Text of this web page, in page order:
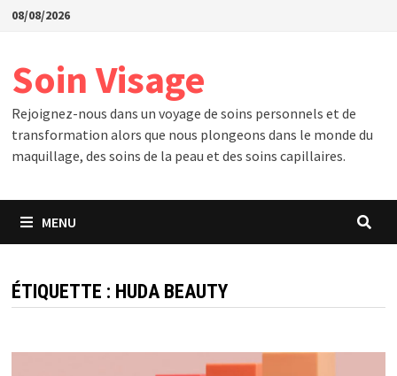
Passer
08/08/2026
Soin Visage
Rejoignez-nous dans un voyage de soins personnels et de
transformation alors que nous plongeons dans le monde du
maquillage, des soins de la peau et des soins capillaires.
MENU
ÉTIQUETTE : HUDA BEAUTY